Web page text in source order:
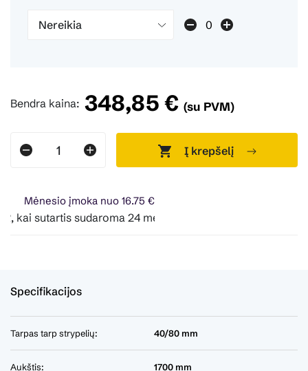
Nereikia
Bendra kaina: 348,85 € (su PVM)
Į krepšelį
Mėnesio įmoka nuo 16.75 €
sutartis sudaroma 24 mėn. terminui, metinė palūkanų
Specifikacijos
Tarpas tarp strypelių: 40/80 mm
Aukštis: 1700 mm